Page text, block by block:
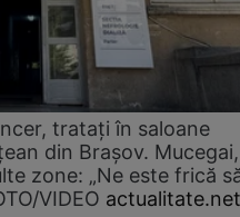
tratați în saloane
din Brașov. Mucegai,
zone: „Ne este frică
VIDEO actualitate.net